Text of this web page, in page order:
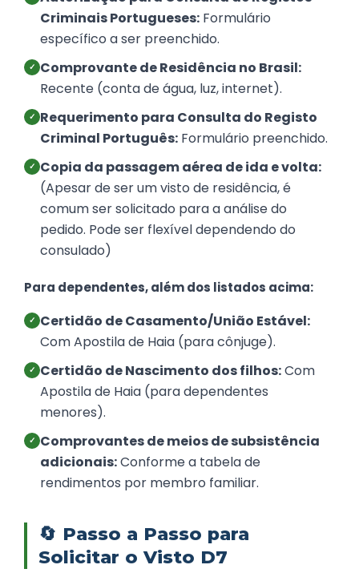
Criminais Portugueses: Formulário
específico a ser preenchido.
✓ Comprovante de Residência no Brasil:
Recente (conta de água, luz, internet).
✓ Requerimento para Consulta do Registo
Criminal Português: Formulário preenchido.
✓ Copia da passagem aérea de ida e volta:
(Apesar de ser um visto de residência, é
comum ser solicitado para a análise do
pedido. Pode ser flexível dependendo do
consulado)
Para dependentes, além dos listados acima:
✓ Certidão de Casamento/União Estável:
Com Apostila de Haia (para cônjuge).
✓ Certidão de Nascimento dos filhos:Com
Apostila de Haia (para dependentes
menores).
✓ Comprovantes de meios de subsistência
adicionais:Conforme a tabela de
rendimentos por membro familiar.
🔄 Passo a Passo para
Solicitar o Visto D7